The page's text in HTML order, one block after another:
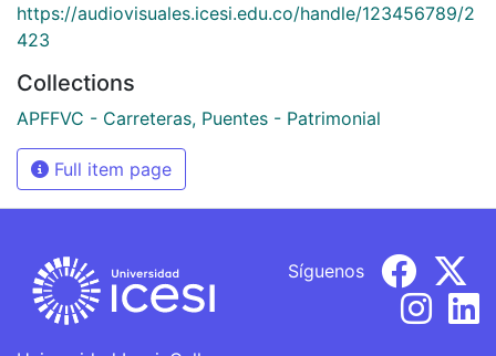
https://audiovisuales.icesi.edu.co/handle/123456789/2
423
Collections
APFFVC - Carreteras, Puentes - Patrimonial
Full item page
Síguenos